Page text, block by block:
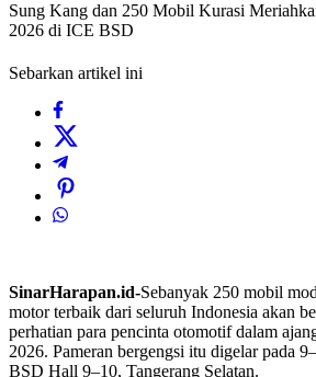
Sung Kang dan 250 Mobil Kurasi
2026 di ICE BSD
Sebarkan artikel ini
SinarHarapan.id-Sebanyak 250 mobil
motor terbaik dari seluruh Indonesia akan
perhatian para pencinta otomotif dalam
2026. Pameran bergengsi itu digelar pada
BSD Hall 9–10, Tangerang Selatan.